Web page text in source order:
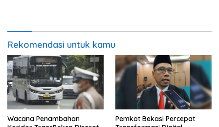
Rekomendasi untuk kamu
Wacana Penambahan
Pemkot Bekasi Percepat